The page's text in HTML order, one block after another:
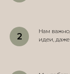
Нам
идеи,